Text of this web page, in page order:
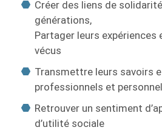
Créer des liens de
générations,
Partager leurs expériences
vécus
Transmettre leurs savoirs
professionnels et
Retrouver un sentiment
d’utilité sociale